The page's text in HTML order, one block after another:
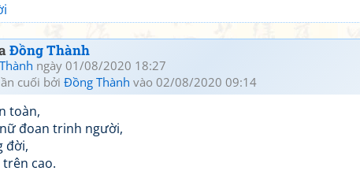
Đồng Thành
ngày 01/08/2020 18:27
cuối bởi Đồng Thành vào 02/08/2020 09:14
toàn,
đoan trinh người,
đời,
cao.